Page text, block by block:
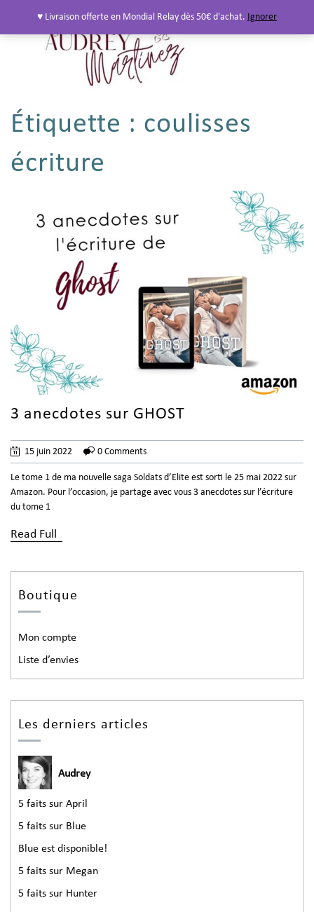
Étiquette : coulisses
écriture
3 anecdotes sur GHOST
15 juin 2022 0 Comments
Le tome 1 de ma nouvelle saga Soldats d’Elite est sorti le 25 mai 2022 sur
Amazon. Pour l’occasion, je partage avec vous 3 anecdotes sur l’écriture
du tome 1
Read Full
Boutique
Mon compte
Liste d’envies
Les derniers articles
Audrey
5 faits sur April
5 faits sur Blue
Blue est disponible!
5 faits sur Megan
5 faits sur Hunter
♥ Livraison offerte en Mondial Relay dès 50€ d'achat. Ignorer